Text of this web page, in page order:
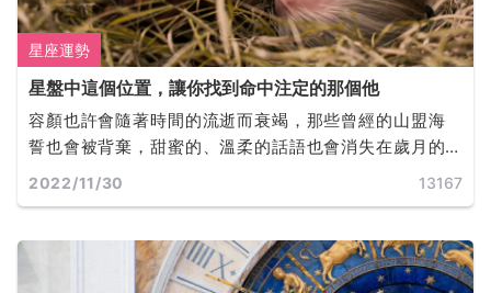
星座運勢
星盤中這個位置，讓你找到命中注定的那個他
容顏也許會隨著時間的流逝而衰竭，那些曾經的山盟海
誓也會被背棄，甜蜜的、溫柔的話語也會消失在歲月的
軌道裡，而誰才是你真正的靈魂伴侶呢？
2022/11/30 13167